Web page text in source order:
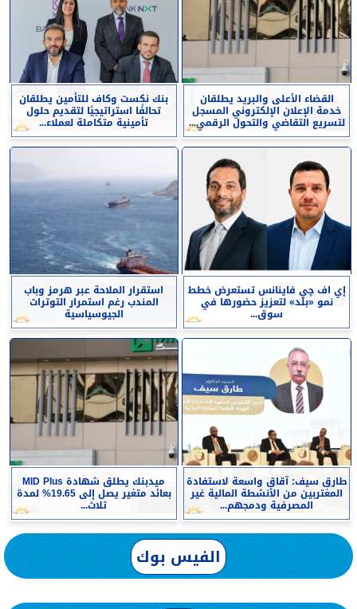
القضاء الأعلى والبريد يطلقان
خدمة الإعلان الإلكتروني المسجل
لتسريع التقاضي والتحول الرقمي...
بنك نكست وكاف للتأمين يطلقان
تحالفًا استراتيجيًا لتقديم حلول
تأمينية متكاملة لعملاء...
إي اف چي فاينانس تستعرض خطط
نمو «بلد» لتعزيز حضورها في
سوق...
استقرار الملاحة عبر هرمز وباب
المندب رغم استمرار التوترات
الجيوسياسية
طارق سيف: آقاق واسعة لاستفادة
المغتربين من الأنشطة المالية غير
المصرفية ودمجهم...
ميدبنك يطلق شهادة MID Plus
بعائد متغير يصل إلى 19.65% لمدة
ثلاث...
الفيس بوك